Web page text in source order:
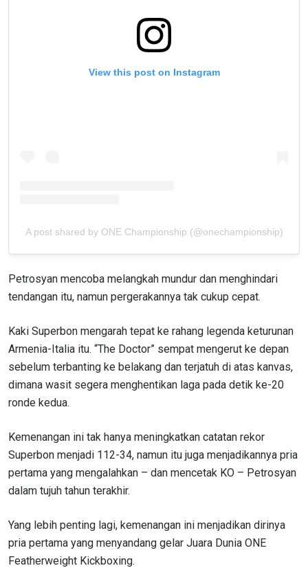
View this post on Instagram
A post shared by ONE Championship (@onechampionship)
Petrosyan mencoba melangkah mundur dan menghindari
tendangan itu, namun pergerakannya tak cukup cepat.
Kaki Superbon mengarah tepat ke rahang legenda keturunan
Armenia-Italia itu. “The Doctor” sempat mengerut ke depan
sebelum terbanting ke belakang dan terjatuh di atas kanvas,
dimana wasit segera menghentikan laga pada detik ke-20
ronde kedua.
Kemenangan ini tak hanya meningkatkan catatan rekor
Superbon menjadi 112-34, namun itu juga menjadikannya pria
pertama yang mengalahkan – dan mencetak KO – Petrosyan
dalam tujuh tahun terakhir.
Yang lebih penting lagi, kemenangan ini menjadikan dirinya
pria pertama yang menyandang gelar Juara Dunia ONE
Featherweight Kickboxing.